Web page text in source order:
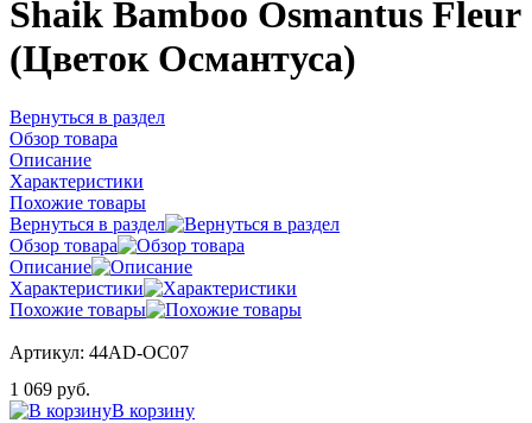
Shaik Bamboo Osmantus Fleur
(Цветок Османтуса)
Вернуться в раздел
Обзор товара
Описание
Характеристики
Похожие товары
Вернуться в раздел
Обзор товара
Описание
Характеристики
Похожие товары
Артикул: 44AD-ОC07
1 069 руб.
В корзину